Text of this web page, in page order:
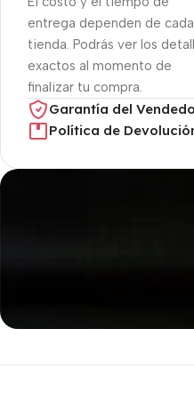
entrega dependen de cada
tienda. Podrás ver los
exactos al momento de
finalizar tu compra.
Garantía del
Política de
Ofertas inmejorables